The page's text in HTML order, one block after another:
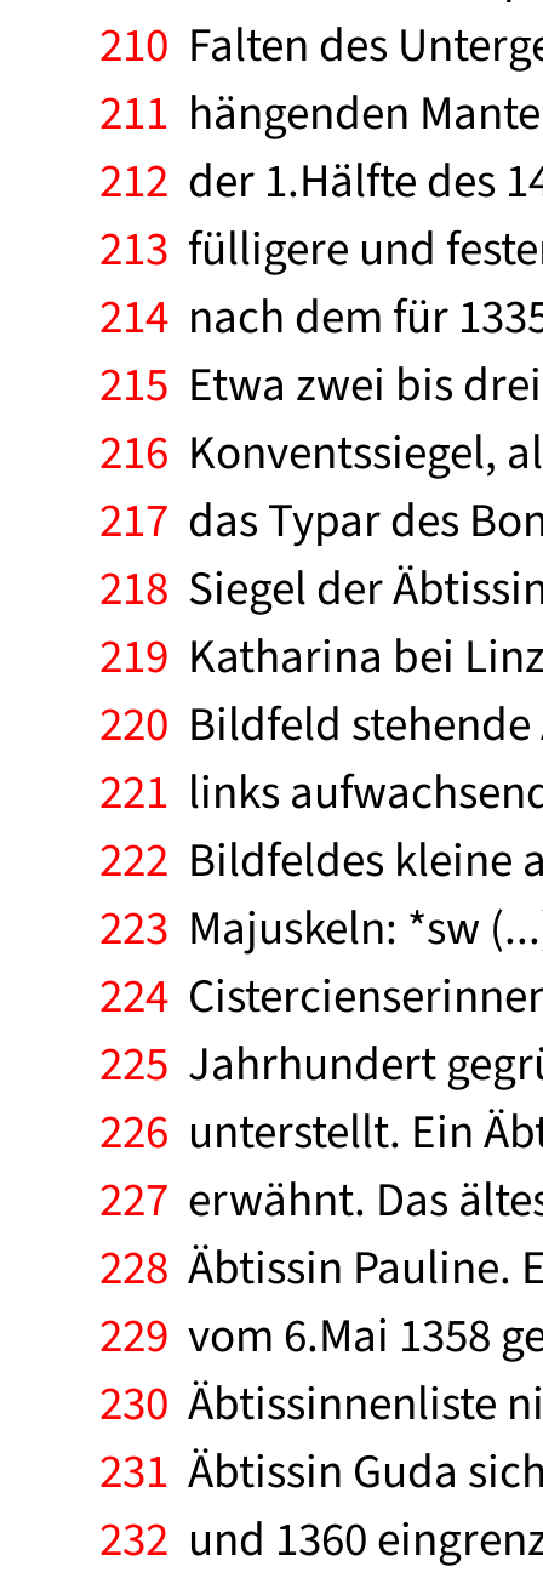
210 Falten des
211 hängenden
212 der 1.Hälfte des
213 fülligere und
214 nach dem für
215 Etwa zwei bis
216 Konventssiegel,
217 das Typar des
218 Siegel der
219 Katharina bei
220 Bildfeld
221 links
222 Bildfeldes kleine
223 Majuskeln: *sw
224
225 Jahrhundert
226 unterstellt. Ein
227 erwähnt. Das
228 Äbtissin Pauline.
229 vom 6.Mai 1358
230 Äbtissinnenliste
231 Äbtissin Guda
232 und 1360